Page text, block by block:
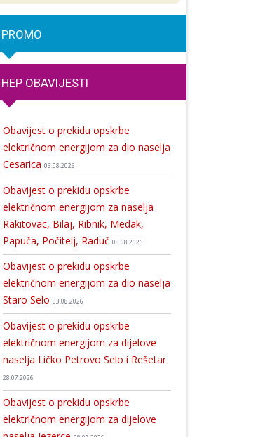
Općina Perušić i ove je godine organizirala tehnički pregled traktora
PROMO
HEP OBAVIJESTI
Obavijest o prekidu opskrbe
električnom energijom za dio naselja
Cesarica 06.08.2026
Obavijest o prekidu opskrbe
električnom energijom za naselja
Rakitovac, Bilaj, Ribnik, Medak,
Papuča, Počitelj, Raduč 03.08.2026
Obavijest o prekidu opskrbe
električnom energijom za dio naselja
Staro Selo 03.08.2026
Obavijest o prekidu opskrbe
električnom energijom za dijelove
naselja Ličko Petrovo Selo i Rešetar
28.07.2026
Obavijest o prekidu opskrbe
električnom energijom za dijelove